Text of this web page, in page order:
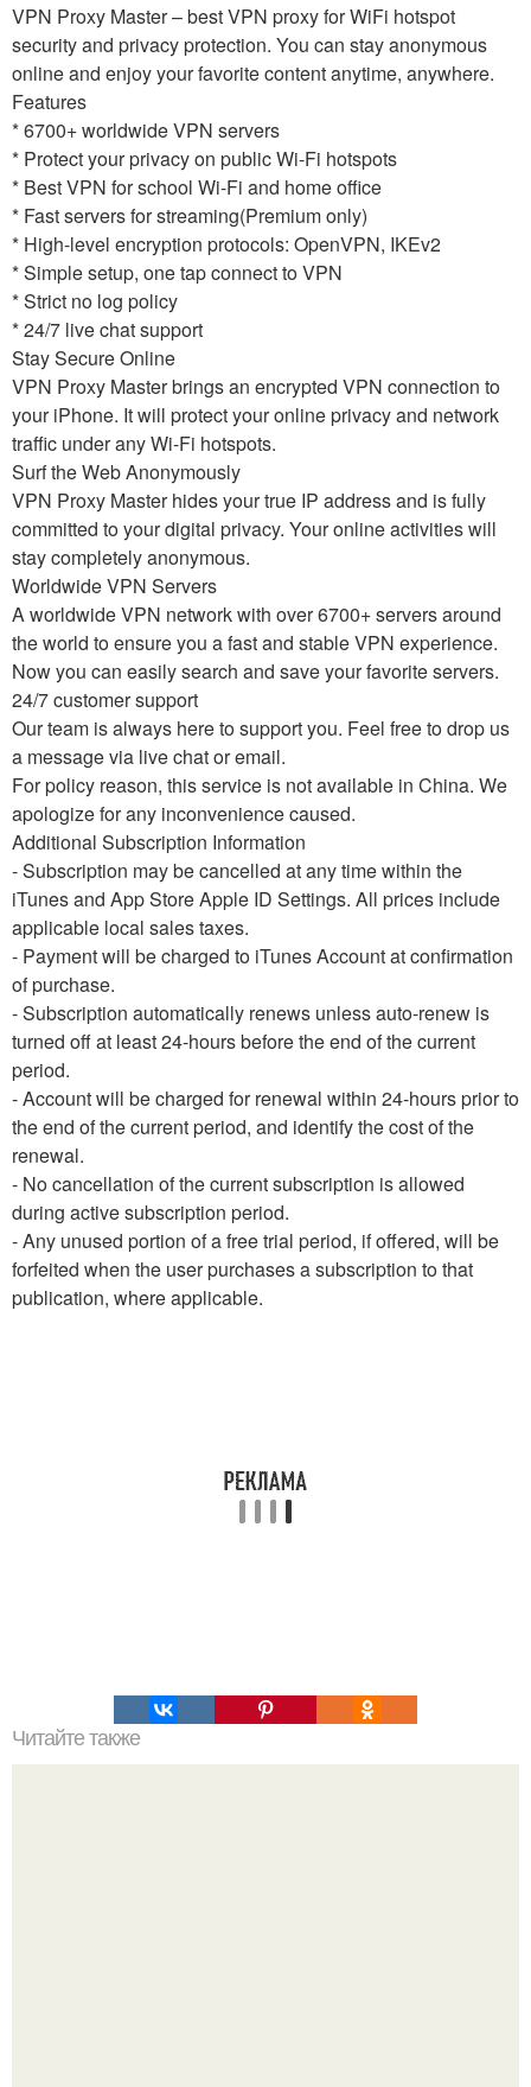
VPN Proxy Master – best VPN proxy for WiFi hotspot
security and privacy protection. You can stay anonymous
online and enjoy your favorite content anytime, anywhere.
Features
* 6700+ worldwide VPN servers
* Protect your privacy on public Wi-Fi hotspots
* Best VPN for school Wi-Fi and home office
* Fast servers for streaming(Premium only)
* High-level encryption protocols: OpenVPN, IKEv2
* Simple setup, one tap connect to VPN
* Strict no log policy
* 24/7 live chat support
Stay Secure Online
VPN Proxy Master brings an encrypted VPN connection to
your iPhone. It will protect your online privacy and network
traffic under any Wi-Fi hotspots.
Surf the Web Anonymously
VPN Proxy Master hides your true IP address and is fully
committed to your digital privacy. Your online activities will
stay completely anonymous.
Worldwide VPN Servers
A worldwide VPN network with over 6700+ servers around
the world to ensure you a fast and stable VPN experience.
Now you can easily search and save your favorite servers.
24/7 customer support
Our team is always here to support you. Feel free to drop us
a message via live chat or email.
For policy reason, this service is not available in China. We
apologize for any inconvenience caused.
Additional Subscription Information
- Subscription may be cancelled at any time within the
iTunes and App Store Apple ID Settings. All prices include
applicable local sales taxes.
- Payment will be charged to iTunes Account at confirmation
of purchase.
- Subscription automatically renews unless auto-renew is
turned off at least 24-hours before the end of the current
period.
- Account will be charged for renewal within 24-hours prior to
the end of the current period, and identify the cost of the
renewal.
- No cancellation of the current subscription is allowed
during active subscription period.
- Any unused portion of a free trial period, if offered, will be
forfeited when the user purchases a subscription to that
publication, where applicable.
Читайте также